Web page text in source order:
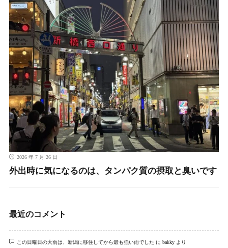
2026 年 7 月 26 日
外出時に気になるのは、タンパク質の摂取と臭いです
最近のコメント
この日曜日の大雨は、新潟に移住してから最も強い雨でした に bakkyより